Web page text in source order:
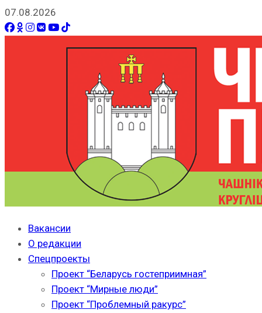
07.08.2026
Вакансии
О редакции
Спецпроекты
Проект “Беларусь гостеприимная”
Проект “Мирные люди”
Проект “Проблемный ракурс”